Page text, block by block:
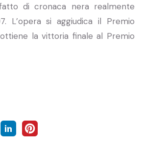
di cronaca nera realmente
L’opera si aggiudica il Premio
la vittoria finale al Premio